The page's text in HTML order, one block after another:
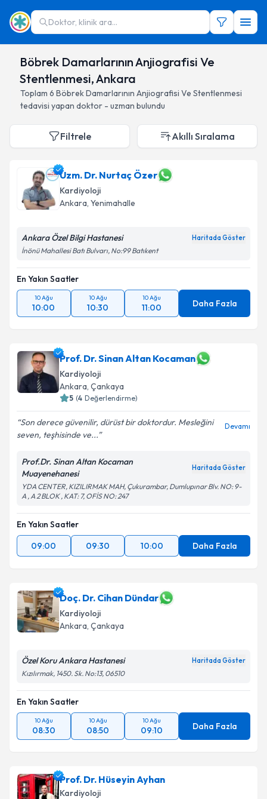
Doktor, klinik ara...
Böbrek Damarlarının Anjiografisi Ve
Stentlenmesi, Ankara
Toplam 6 Böbrek Damarlarının Anjiografisi Ve Stentlenmesi
tedavisi yapan doktor - uzman bulundu
Filtrele Akıllı Sıralama
Uzm. Dr. Nurtaç Özer
Kardiyoloji
Ankara, Yenimahalle
Ankara Özel Bilgi Hastanesi Haritada Göster
İnönü Mahallesi Batı Bulvarı, No:99 Batıkent
En Yakın Saatler
10 Ağu
10:00
10 Ağu
10:30
10 Ağu
11:00 Daha Fazla
Prof. Dr. Sinan Altan Kocaman
Kardiyoloji
Ankara, Çankaya
5 (4 Değerlendirme)
Son derece güvenilir, dürüst bir doktordur. Mesleğini
seven, teşhisinde ve...
Devamı
Prof.Dr. Sinan Altan Kocaman
Muayenehanesi
Haritada Göster
YDA CENTER, KIZILIRMAK MAH, Çukurambar, Dumlupınar Blv. NO: 9-
A , A 2 BLOK , KAT: 7, OFİS NO: 247
En Yakın Saatler
09:00
09:30 10:00 Daha Fazla
Doç. Dr. Cihan Dündar
Kardiyoloji
Ankara, Çankaya
Özel Koru Ankara Hastanesi Haritada Göster
Kızılırmak, 1450. Sk. No:13, 06510
En Yakın Saatler
10 Ağu
08:30
10 Ağu
08:50
10 Ağu
09:10 Daha Fazla
Prof. Dr. Hüseyin Ayhan
Kardiyoloji